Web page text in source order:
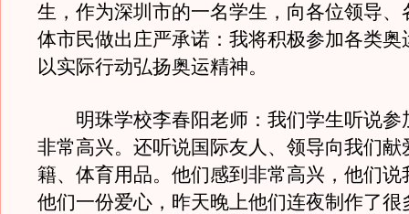
生，作为深圳市的一名学生，向各位领导、
体市民做出庄严承诺：我将积极参加各类奥
以实际行动弘扬奥运精神。
明珠学校李春阳老师：我们学生听说参
非常高兴。还听说国际友人、领导向我们献
籍、体育用品。他们感到非常高兴，他们说
他们一份爱心，昨天晚上他们连夜制作了很